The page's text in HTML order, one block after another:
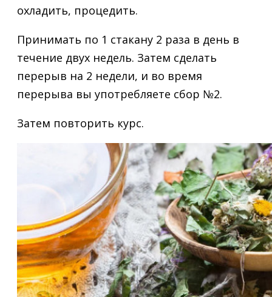
охладить, процедить.
Принимать по 1 стакану 2 раза в день в
течение двух недель. Затем сделать
перерыв на 2 недели, и во время
перерыва вы употребляете сбор №2.
Затем повторить курс.